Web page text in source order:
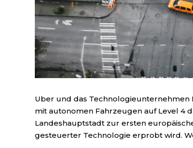
Uber und das Technologieunternehmen
mit autonomen Fahrzeugen auf Level 4
Landeshauptstadt zur ersten
gesteuerter Technologie erprobt wird.